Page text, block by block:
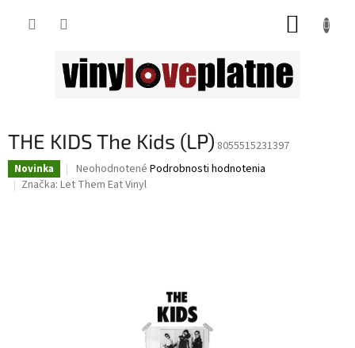
THE KIDS The Kids (LP) 8055515231397
Novinka
Priemerné
hodnotenie
Neohodnotené Podrobnosti hodnotenia
Značka: Let Them Eat Vinyl